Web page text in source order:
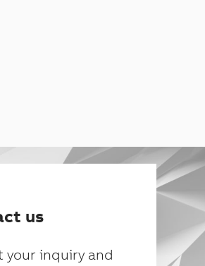
us
your inquiry and